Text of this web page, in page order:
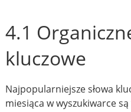
4.1
kluczowe
Najpopularniejsze słowa
miesiąca w wyszukiwarce